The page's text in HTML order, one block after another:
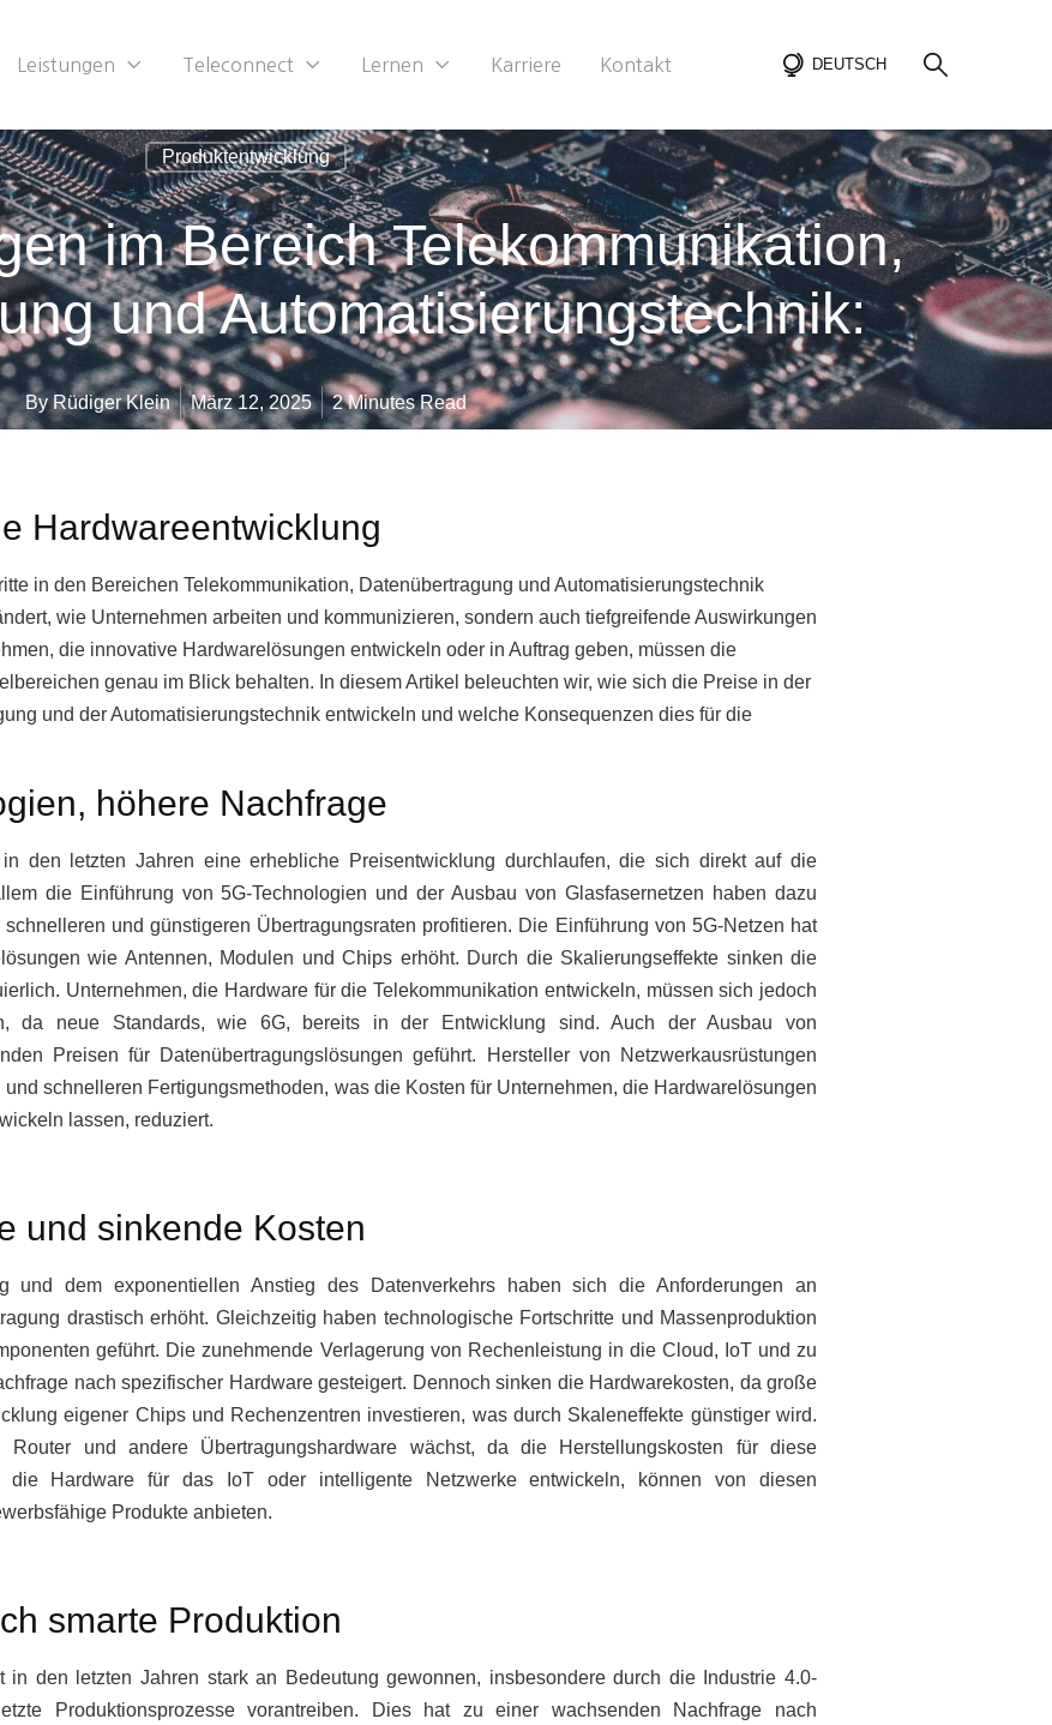
Leistungen Teleconnect Lernen Karriere Kontakt DEUTSCH
Produktentwicklung
im Bereich Telekommunikation,
und Automatisierungstechnik:
ByRüdiger Klein März 12, 2025 2 Minutes Read
Hardwareentwicklung
in den Bereichen Telekommunikation, Datenübertragung und Automatisierungstechnik
wie Unternehmen arbeiten und kommunizieren, sondern auch tiefgreifende Auswirkungen
die innovative Hardwarelösungen entwickeln oder in Auftrag geben, müssen die
genau im Blick behalten. In diesem Artikel beleuchten wir, wie sich die Preise in der
und der Automatisierungstechnik entwickeln und welche Konsequenzen dies für die
höhere Nachfrage
in den letzten Jahren eine erhebliche Preisentwicklung durchlaufen, die sich direkt auf die
die Einführung von 5G-Technologien und der Ausbau von Glasfasernetzen haben dazu
und günstigeren Übertragungsraten profitieren. Die Einführung von 5G-Netzen hat
wie Antennen, Modulen und Chips erhöht. Durch die Skalierungseffekte sinken die
Unternehmen, die Hardware für die Telekommunikation entwickeln, müssen sich jedoch
da neue Standards, wie 6G, bereits in der Entwicklung sind. Auch der Ausbau von
Preisen für Datenübertragungslösungen geführt. Hersteller von Netzwerkausrüstungen
schnelleren Fertigungsmethoden, was die Kosten für Unternehmen, die Hardwarelösungen
lassen, reduziert.
und sinkende Kosten
und dem exponentiellen Anstieg des Datenverkehrs haben sich die Anforderungen an
drastisch erhöht. Gleichzeitig haben technologische Fortschritte und Massenproduktion
geführt. Die zunehmende Verlagerung von Rechenleistung in die Cloud, IoT und zu
nach spezifischer Hardware gesteigert. Dennoch sinken die Hardwarekosten, da große
eigener Chips und Rechenzentren investieren, was durch Skaleneffekte günstiger wird.
und andere Übertragungshardware wächst, da die Herstellungskosten für diese
die Hardware für das IoT oder intelligente Netzwerke entwickeln, können von diesen
Produkte anbieten.
smarte Produktion
in den letzten Jahren stark an Bedeutung gewonnen, insbesondere durch die Industrie 4.0-
Produktionsprozesse vorantreiben. Dies hat zu einer wachsenden Nachfrage nach